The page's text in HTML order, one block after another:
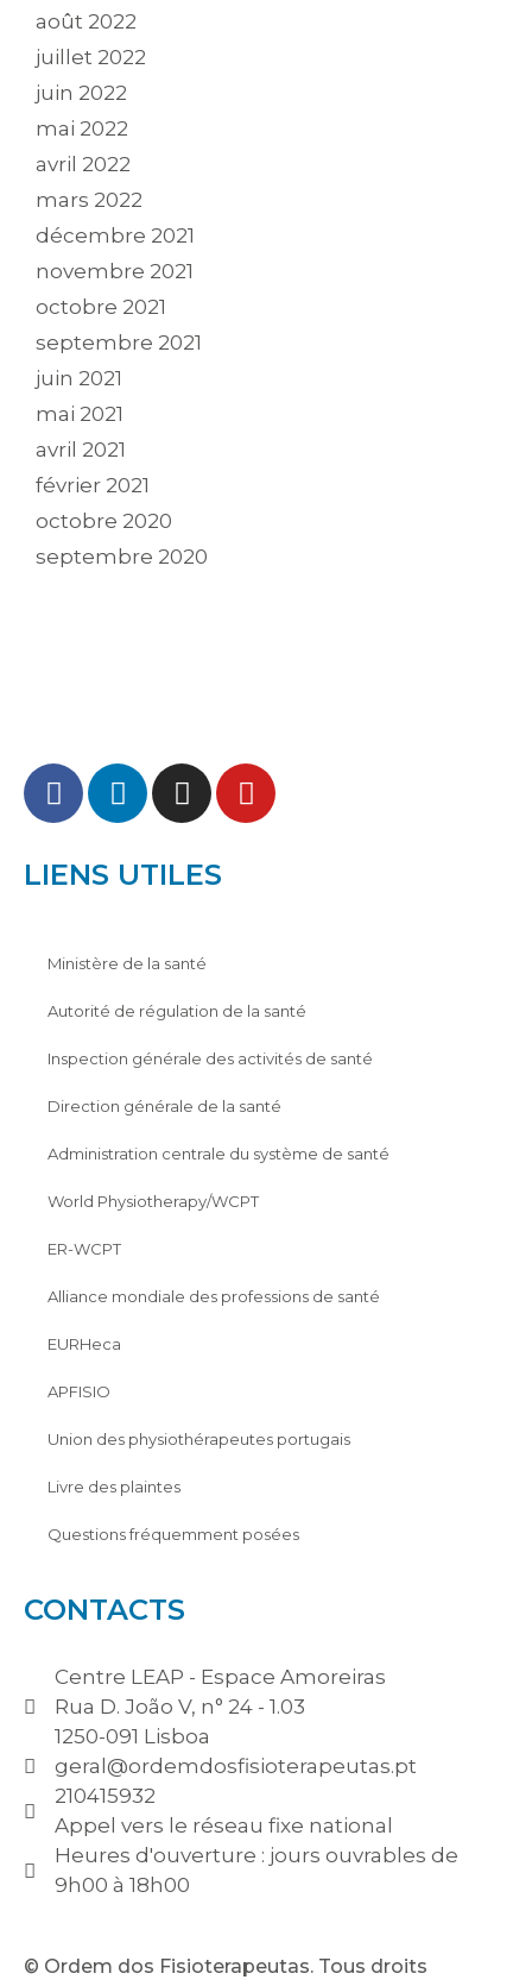
août 2022
juillet 2022
juin 2022
mai 2022
avril 2022
mars 2022
décembre 2021
novembre 2021
octobre 2021
septembre 2021
juin 2021
mai 2021
avril 2021
février 2021
octobre 2020
septembre 2020
LIENS UTILES
Ministère de la santé
Autorité de régulation de la santé
Inspection générale des activités de santé
Direction générale de la santé
Administration centrale du système de santé
World Physiotherapy/WCPT
ER-WCPT
Alliance mondiale des professions de santé
EURHeca
APFISIO
Union des physiothérapeutes portugais
Livre des plaintes
Questions fréquemment posées
CONTACTS
Centre LEAP - Espace Amoreiras
Rua D. João V, n° 24 - 1.03
1250-091 Lisboa
geral@ordemdosfisioterapeutas.pt
210415932
Appel vers le réseau fixe national
Heures d'ouverture : jours ouvrables de
9h00 à 18h00
© Ordem dos Fisioterapeutas. Tous droits